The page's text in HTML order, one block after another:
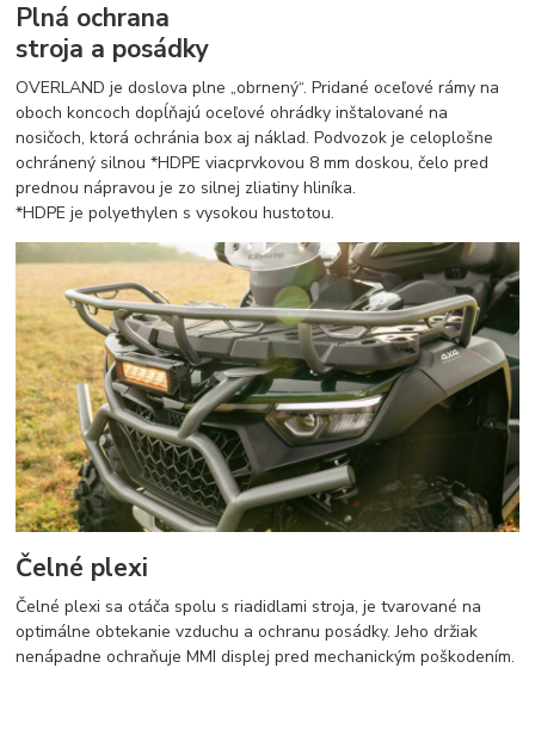
Plná ochrana
stroja a posádky
OVERLAND je doslova plne „obrnený“. Pridané oceľové rámy na
oboch koncoch dopĺňajú oceľové ohrádky inštalované na
nosičoch, ktorá ochránia box aj náklad. Podvozok je celoplošne
ochránený silnou *HDPE viacprvkovou 8 mm doskou, čelo pred
prednou nápravou je zo silnej zliatiny hliníka.
*HDPE je polyethylen s vysokou hustotou.
Čelné plexi
Čelné plexi sa otáča spolu s riadidlami stroja, je tvarované na
optimálne obtekanie vzduchu a ochranu posádky. Jeho držiak
nenápadne ochraňuje MMI displej pred mechanickým poškodením.